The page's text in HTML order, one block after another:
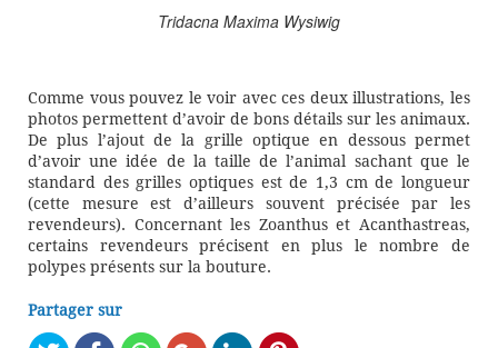
Tridacna Maxima Wysiwig
Comme vous pouvez le voir avec ces deux illustrations, les
photos permettent d’avoir de bons détails sur les animaux.
De plus l’ajout de la grille optique en dessous permet
d’avoir une idée de la taille de l’animal sachant que le
standard des grilles optiques est de 1,3 cm de longueur
(cette mesure est d’ailleurs souvent précisée par les
revendeurs). Concernant les Zoanthus et Acanthastreas,
certains revendeurs précisent en plus le nombre de
polypes présents sur la bouture.
Partager sur